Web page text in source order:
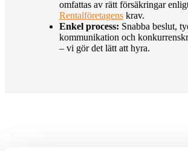
omfattas av rätt försäkringar
Rentalföretagens krav.
Enkel process: Snabba beslut,
kommunikation och
– vi gör det lätt att hyra.